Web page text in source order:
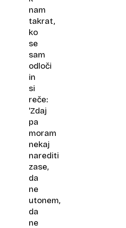
nam
takrat,
ko
se
sam
odloči
in
si
reče:
'Zdaj
pa
moram
nekaj
narediti
zase,
da
ne
utonem,
da
ne